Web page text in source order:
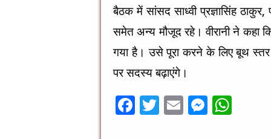
बैठक में सांसद साध्वी प्रज्ञासिंह ठाकुर,
समेत अन्य मौजूद रहे। वीरानी ने कहा कि
गया है। उसे पूरा करने के लिए बूथ स्तर
पर सदस्य बढ़ाएंगे।
F
T
E
M